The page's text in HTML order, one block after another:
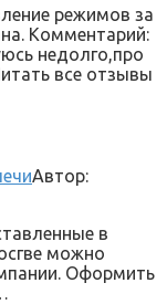
режимов за
Комментарий:
недолго,про
все отзывы
Автор:
в
можно
Оформить